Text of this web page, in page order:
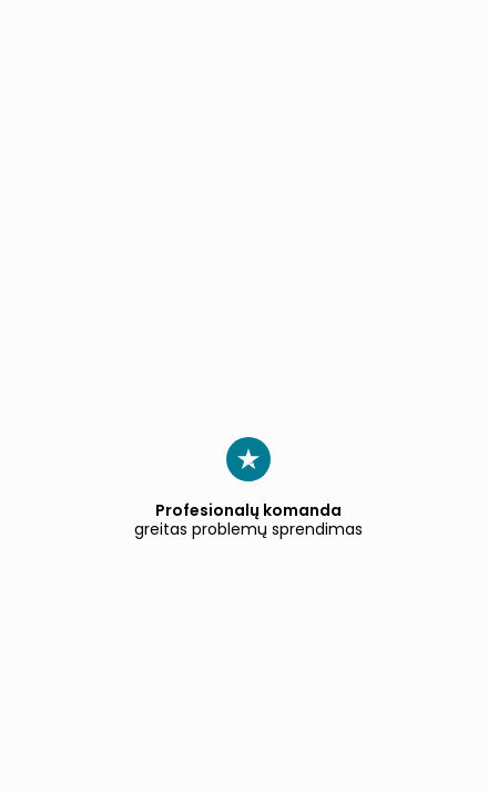
Profesionalų komanda
greitas problemų sprendimas